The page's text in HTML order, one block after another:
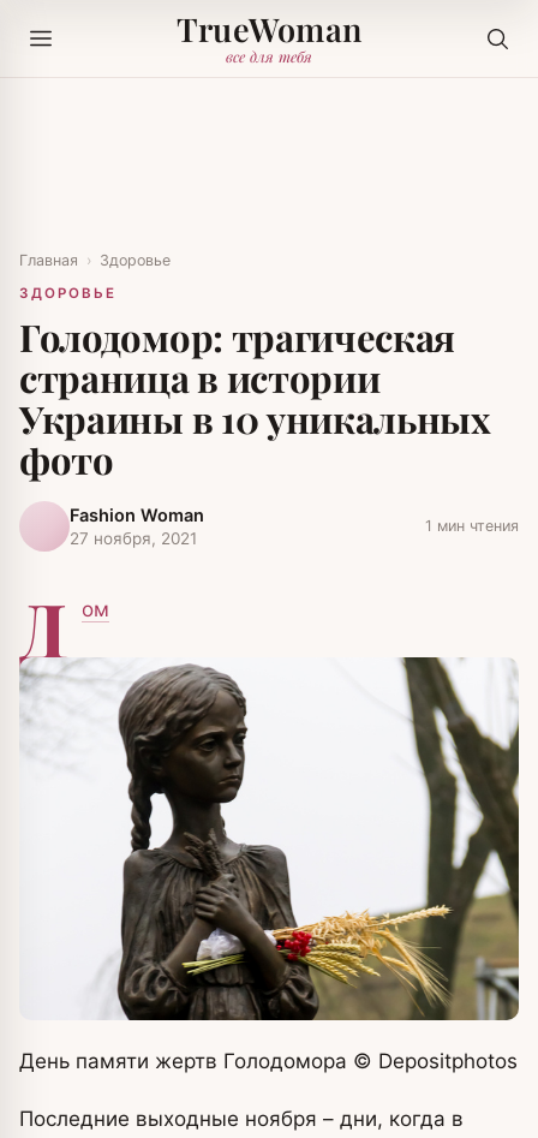
TrueWoman
все для тебя
Главная › Здоровье
ЗДОРОВЬЕ
Голодомор: трагическая
страница в истории
Украины в 10 уникальных
фото
Fashion Woman
27 ноября, 2021
1 мин чтения
Д ом
День памяти жертв Голодомора © Depositphotos
Последние выходные ноября – дни, когда в